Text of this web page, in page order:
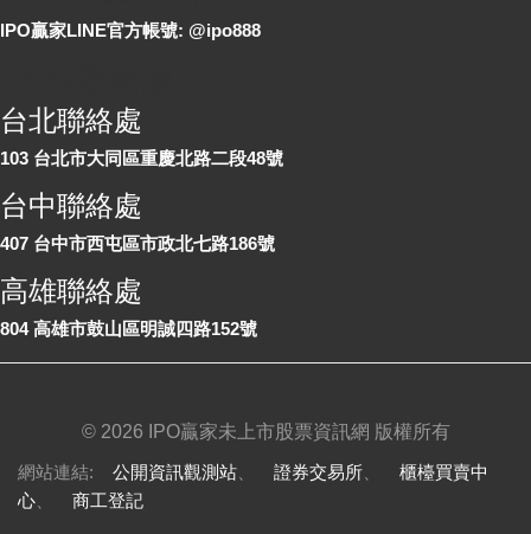
IPO贏家LINE官方帳號: @ipo888
台北聯絡處
103 台北市大同區重慶北路二段48號
台中聯絡處
407 台中市西屯區市政北七路186號
高雄聯絡處
804 高雄市鼓山區明誠四路152號
© 2026 IPO贏家未上市股票資訊網 版權所有
網站連結: 公開資訊觀測站 證券交易所
櫃檯買賣中
心
商工登記